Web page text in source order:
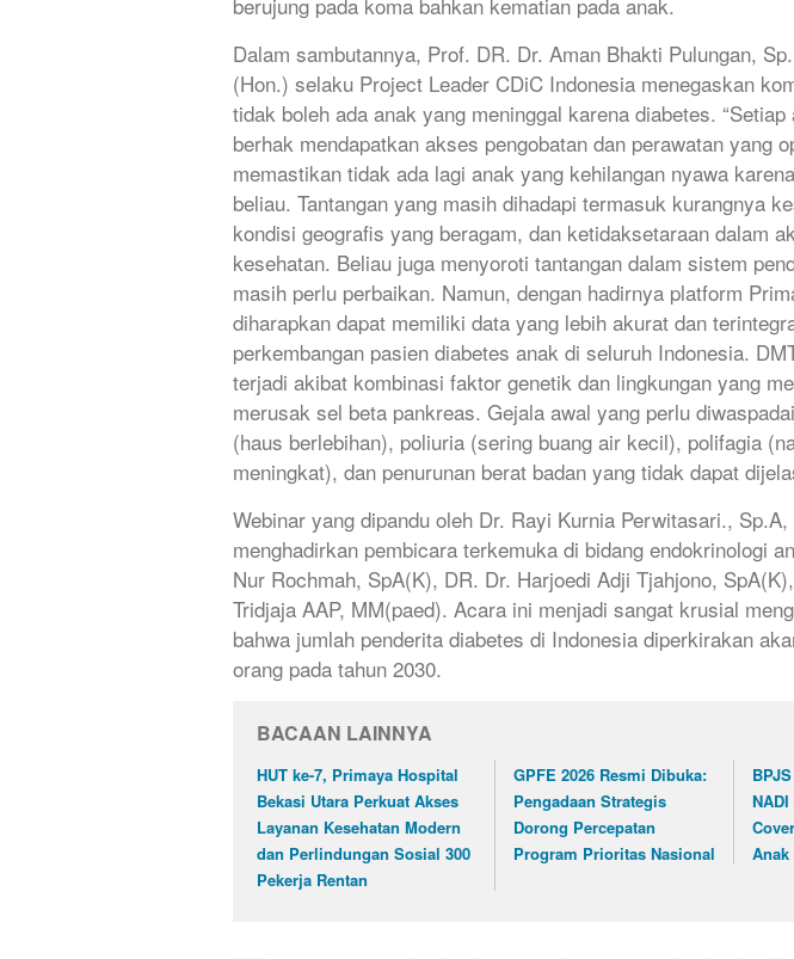
Dalam sambutannya, Prof. DR. Dr. Aman Bhakti Pulungan,
(Hon.) selaku Project Leader CDiC Indonesia menegaskan
tidak boleh ada anak yang meninggal karena diabetes.
berhak mendapatkan akses pengobatan dan perawatan yang
memastikan tidak ada lagi anak yang kehilangan nyawa
beliau. Tantangan yang masih dihadapi termasuk kurangnya
kondisi geografis yang beragam, dan ketidaksetaraan dalam
kesehatan. Beliau juga menyoroti tantangan dalam sistem
masih perlu perbaikan. Namun, dengan hadirnya platform
diharapkan dapat memiliki data yang lebih akurat dan
perkembangan pasien diabetes anak di seluruh Indonesia.
terjadi akibat kombinasi faktor genetik dan lingkungan yang
merusak sel beta pankreas. Gejala awal yang perlu
(haus berlebihan), poliuria (sering buang air kecil), polifagia
meningkat), dan penurunan berat badan yang tidak dapat
Webinar yang dipandu oleh Dr. Rayi Kurnia Perwitasari.,
menghadirkan pembicara terkemuka di bidang endokrinologi
Nur Rochmah, SpA(K), DR. Dr. Harjoedi Adji Tjahjono,
Tridjaja AAP, MM(paed). Acara ini menjadi sangat krusial
bahwa jumlah penderita diabetes di Indonesia diperkirakan
orang pada tahun 2030.
BACAAN LAINNYA
HUT ke-7, Primaya Hospital
Bekasi Utara Perkuat Akses
Layanan Kesehatan Modern
dan Perlindungan Sosial 300
Pekerja Rentan
GPFE 2026 Resmi Dibuka:
Pengadaan Strategis
Dorong Percepatan
Program Prioritas Nasional